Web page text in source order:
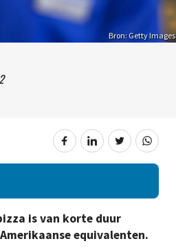
Bron: Getty Images
is van korte duur
equivalenten.